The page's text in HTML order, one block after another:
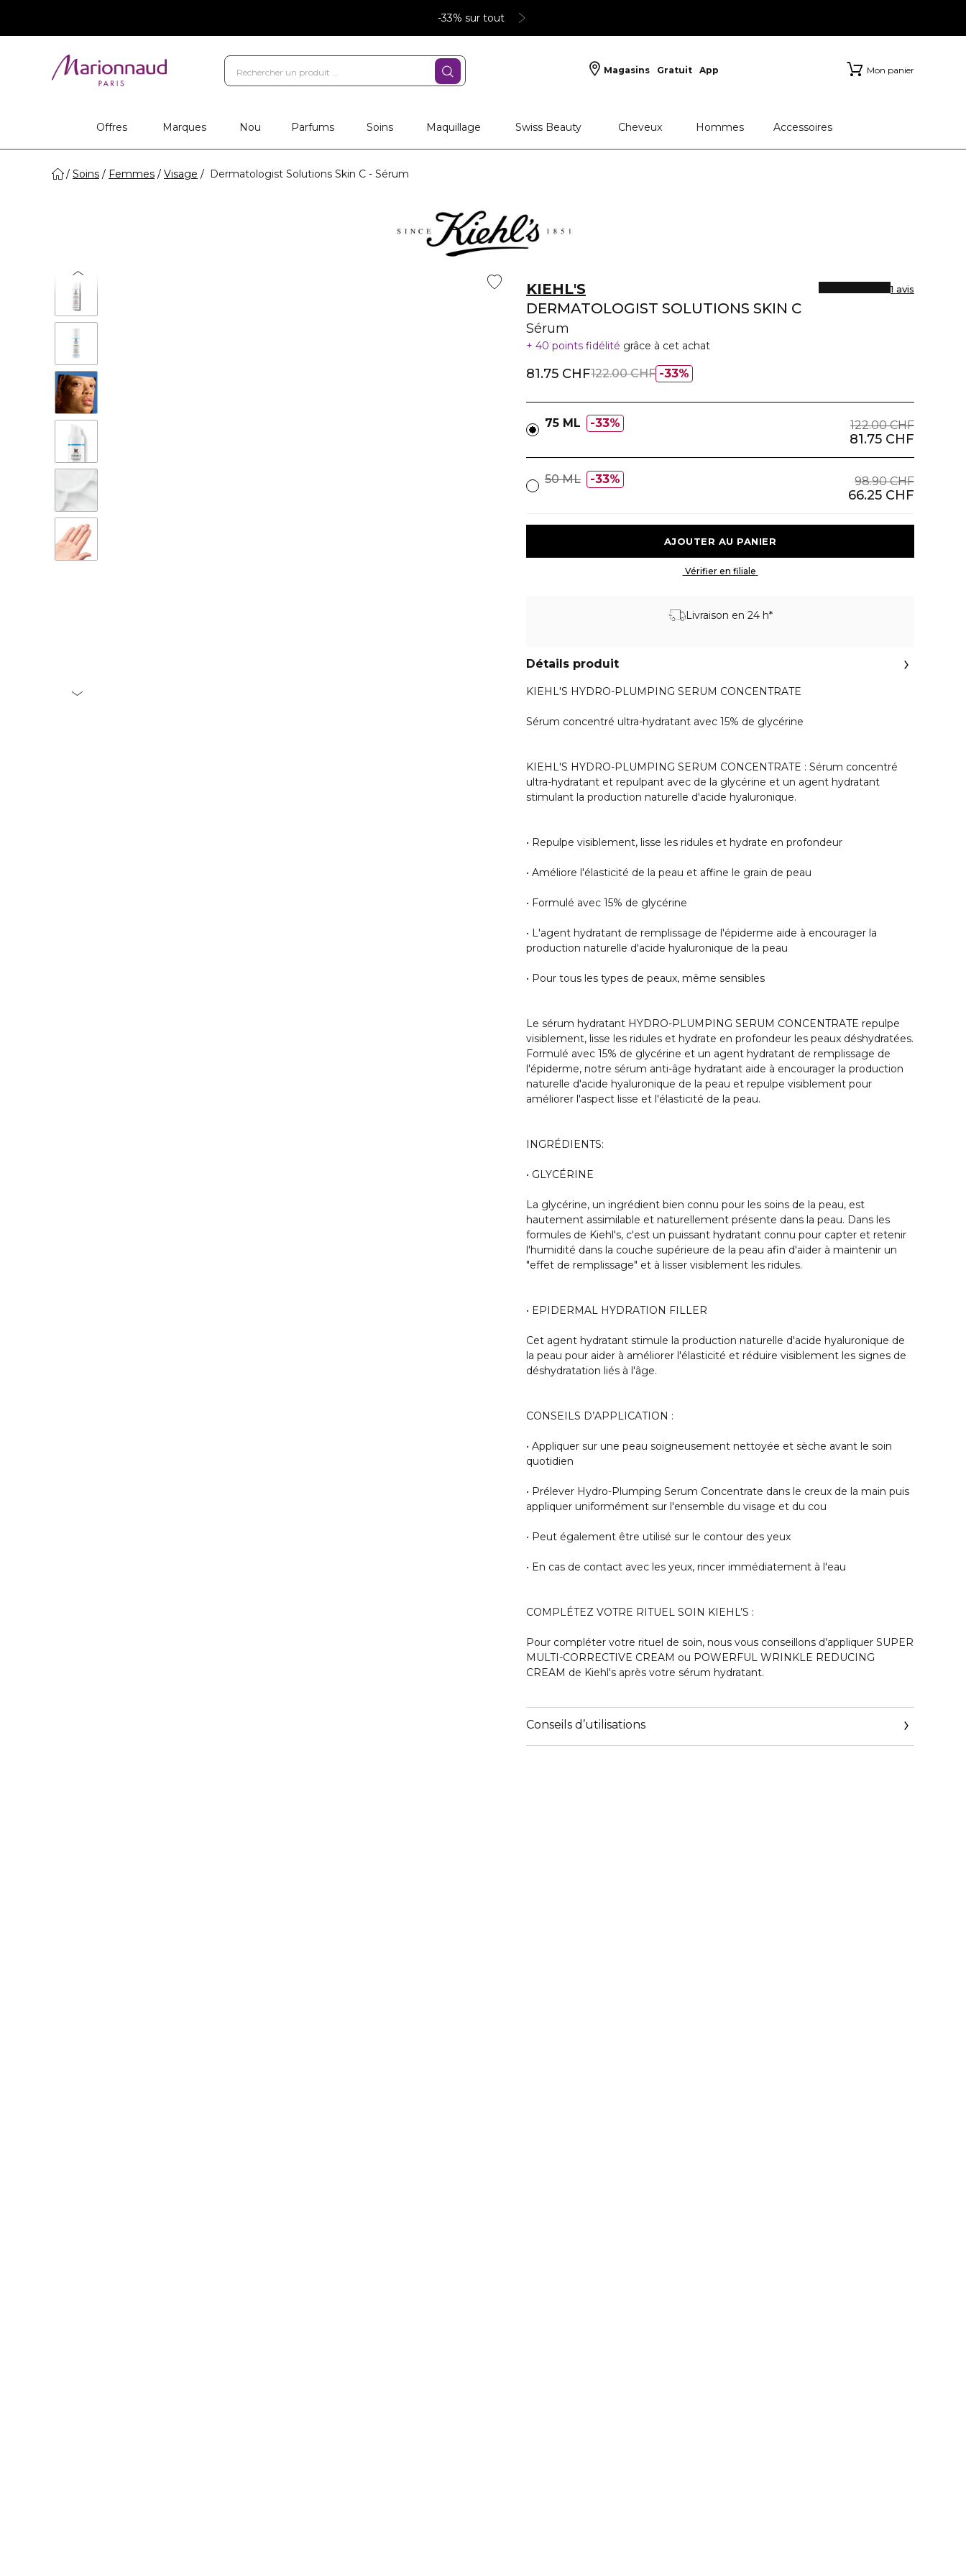
-33% sur tout
Magasins Gratuit App Mon panier
Offres Marques Nou Parfums Soins Maquillage Swiss Beauty Cheveux Hommes Accessoires
Soins Femmes Visage Dermatologist Solutions Skin C - Sérum
KIEHL'S
DERMATOLOGIST SOLUTIONS SKIN C
Sérum
1 avis
40 points fidélité grâce à cet achat
33%
81.75 CHF122.00 CHF
75 ML 33% 122.00 CHF
81.75 CHF
50 ML 33% 98.90 CHF
66.25 CHF
Livraison en 24 h*
Détails produit
KIEHL'S HYDRO-PLUMPING SERUM CONCENTRATE
Sérum concentré ultra-hydratant avec 15% de glycérine
KIEHL'S HYDRO-PLUMPING SERUM CONCENTRATE : Sérum concentré
ultra-hydratant et repulpant avec de la glycérine et un agent hydratant
stimulant la production naturelle d'acide hyaluronique.
• Repulpe visiblement, lisse les ridules et hydrate en profondeur
• Améliore l'élasticité de la peau et affine le grain de peau
• Formulé avec 15% de glycérine
• L'agent hydratant de remplissage de l'épiderme aide à encourager la
production naturelle d'acide hyaluronique de la peau
• Pour tous les types de peaux, même sensibles
Le sérum hydratant HYDRO-PLUMPING SERUM CONCENTRATE repulpe
visiblement, lisse les ridules et hydrate en profondeur les peaux déshydratées.
Formulé avec 15% de glycérine et un agent hydratant de remplissage de
l'épiderme, notre sérum anti-âge hydratant aide à encourager la production
naturelle d'acide hyaluronique de la peau et repulpe visiblement pour
améliorer l'aspect lisse et l'élasticité de la peau.
INGRÉDIENTS:
• GLYCÉRINE
La glycérine, un ingrédient bien connu pour les soins de la peau, est
hautement assimilable et naturellement présente dans la peau. Dans les
formules de Kiehl's, c'est un puissant hydratant connu pour capter et retenir
l'humidité dans la couche supérieure de la peau afin d'aider à maintenir un
"effet de remplissage" et à lisser visiblement les ridules.
• EPIDERMAL HYDRATION FILLER
Cet agent hydratant stimule la production naturelle d'acide hyaluronique de
la peau pour aider à améliorer l'élasticité et réduire visiblement les signes de
déshydratation liés à l'âge.
CONSEILS D’APPLICATION :
• Appliquer sur une peau soigneusement nettoyée et sèche avant le soin
quotidien
• Prélever Hydro-Plumping Serum Concentrate dans le creux de la main puis
appliquer uniformément sur l'ensemble du visage et du cou
• Peut également être utilisé sur le contour des yeux
• En cas de contact avec les yeux, rincer immédiatement à l'eau
COMPLÉTEZ VOTRE RITUEL SOIN KIEHL’S :
Pour compléter votre rituel de soin, nous vous conseillons d’appliquer SUPER
MULTI-CORRECTIVE CREAM ou POWERFUL WRINKLE REDUCING
CREAM de Kiehl's après votre sérum hydratant.
Conseils d’utilisations